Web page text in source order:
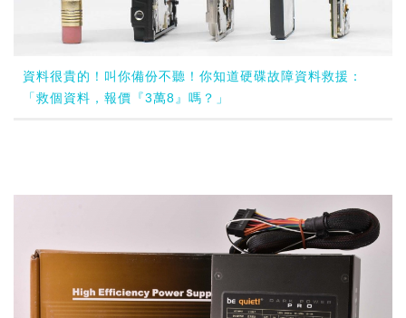
資料很貴的！叫你備份不聽！你知道硬碟故障資料救援：
「救個資料，報價『3萬8』嗎？」